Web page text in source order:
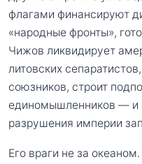
флагами финансируют
«народные фронты»,
Чижов ликвидирует
литовских
союзников, строит
единомышленников — и
разрушения империи
Его враги не за